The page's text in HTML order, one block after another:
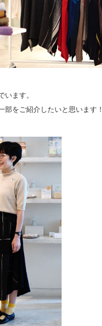
います。
部をご紹介したいと思います！